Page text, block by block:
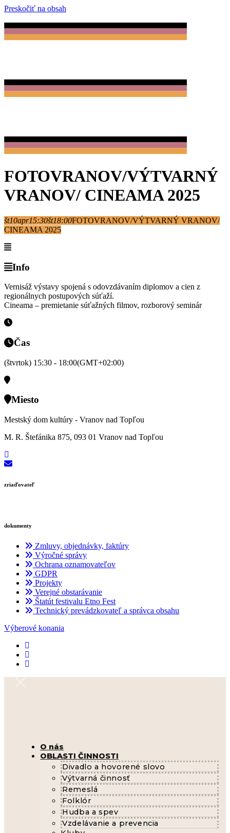
Preskočiť na obsah
FOTOVRANOV/VÝTVARNÝ
VRANOV/ CINEAMA 2025
št10apr15:30št18:00FOTOVRANOV/VÝTVARNÝ VRANOV/
CINEAMA 2025
Info
Vernisáž výstavy spojená s odovzdávaním diplomov a cien z
regionálnych postupových súťaží.
Cineama – premietanie súťažných filmov, rozborový seminár
Čas
(štvrtok) 15:30 - 18:00(GMT+02:00)
Miesto
Mestský dom kultúry - Vranov nad Topľou
M. R. Štefánika 875, 093 01 Vranov nad Topľou
zriaďovateľ
dokumenty
Zmluvy, objednávky, faktúry
Výročné správy
Ochrana oznamovateľov
GDPR
Projekty
Verejné obstarávanie
Štatút festivalu Etno Fest
Technický prevádzkovateľ a správca obsahu
Výberové konania
O nás
OBLASTI ČINNOSTI
Divadlo a hovorené slovo
Výtvarná činnosť
Remeslá
Folklór
Hudba a spev
Vzdelávanie a prevencia